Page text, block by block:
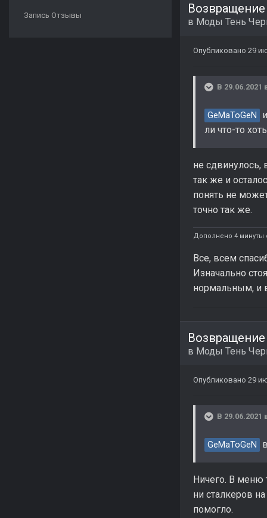
Запись Отзывы
в Моды Тень
Опубликовано 29
В 29.06.2021
GeMaToGeN
ли что-то
не сдвинулось,
так же и
понять не
точно так же.
Дополнено 4 минуты
Все, всем
Изначально
нормальным, и
в Моды Тень
Опубликовано 29
В 29.06.2021
GeMaToGeN
Ничего. В меню
ни сталкеров
помогло.